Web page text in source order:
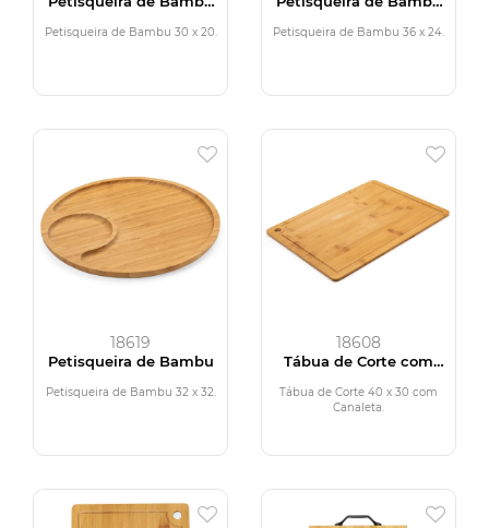
Petisqueira de Bambu 30 x 20. Petisqueira de Bambu 36 x 24.
18619
Petisqueira de Bambu
Petisqueira de Bambu 32 x 32.
18608
Tábua de Corte com
Tábua de Corte 40 x 30 com
Canaleta.